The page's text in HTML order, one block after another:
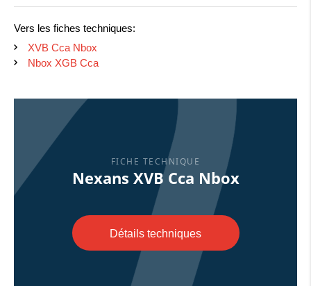
Vers les fiches techniques:
XVB Cca Nbox
Nbox XGB Cca
FICHE TECHNIQUE
Nexans XVB Cca Nbox
Détails techniques